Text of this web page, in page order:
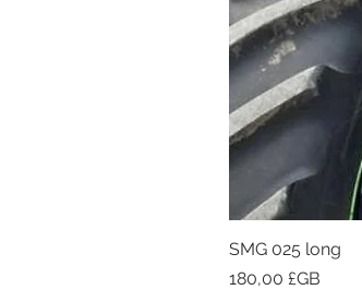
SMG 025 long
Prix
180,00 £GB